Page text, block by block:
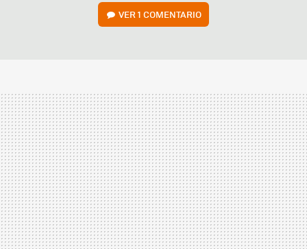
VER1 COMENTARIO